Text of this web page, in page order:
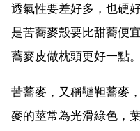
透氣性要差好多，也硬
是苦蕎麥殼要比甜蕎便
蕎麥皮做枕頭更好一點。
苦蕎麥，又稱韃靼蕎麥
麥的莖常為光滑綠色，